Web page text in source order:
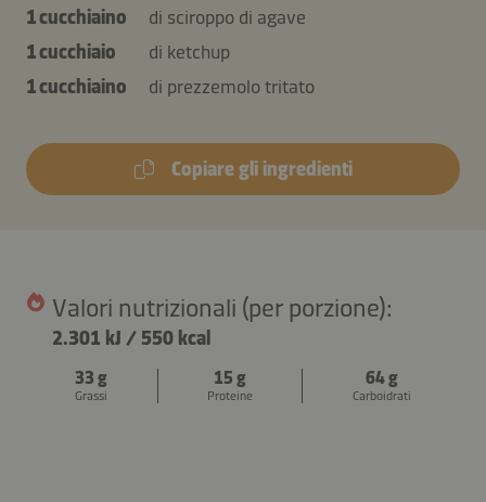
1 cucchiaino
di sciroppo di agave
1 cucchiaio
di ketchup
1 cucchiaino
di prezzemolo tritato
Copiare gli ingredienti
Valori nutrizionali (per porzione):
2.301 kJ / 550 kcal
33 g
Grassi
15 g
Proteine
64 g
Carboidrati